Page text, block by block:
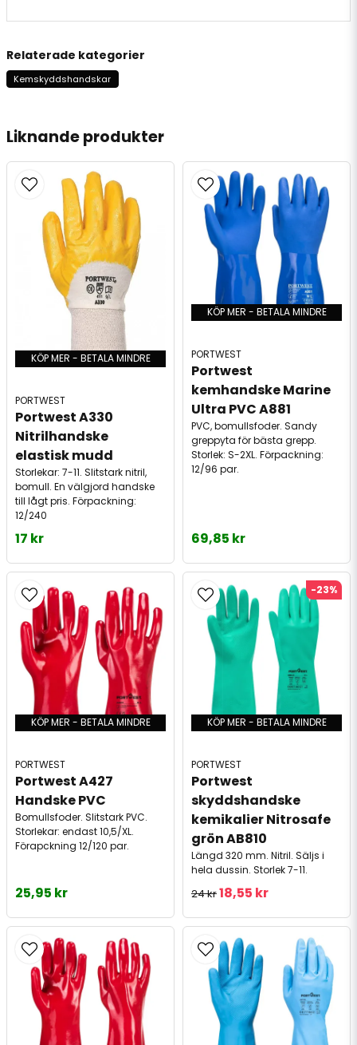
Liknande produkter
KÖP MER - BETALA MINDRE
PORTWEST
Portwest A330
Nitrilhandske
elastisk mudd
Storlekar: 7-11. Slitstark nitril,
bomull. En välgjord handske
till lågt pris. Förpackning:
12/240
17 kr
KÖP MER - BETALA MINDRE
PORTWEST
Portwest
kemhandske Marine
Ultra PVC A881
PVC, bomullsfoder. Sandy
greppyta för bästa grepp.
Storlek: S-2XL. Förpackning:
12/96 par.
69,85 kr
KÖP MER - BETALA MINDRE
PORTWEST
Portwest A427
Handske PVC
Bomullsfoder. Slitstark PVC.
Storlekar: endast 10,5/XL.
Förapckning 12/120 par.
25,95 kr
KÖP MER - BETALA MINDRE
PORTWEST
Portwest
skyddshandske
kemikalier Nitrosafe
grön AB810
Längd 320 mm. Nitril. Säljs i
hela dussin. Storlek 7-11.
24 kr18,55 kr
-23%
Relaterade kategorier
Kemskyddshandskar